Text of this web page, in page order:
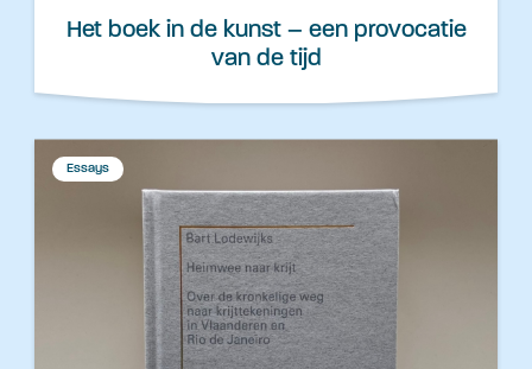
Het boek in de kunst – een provocatie
van de tijd
Essays